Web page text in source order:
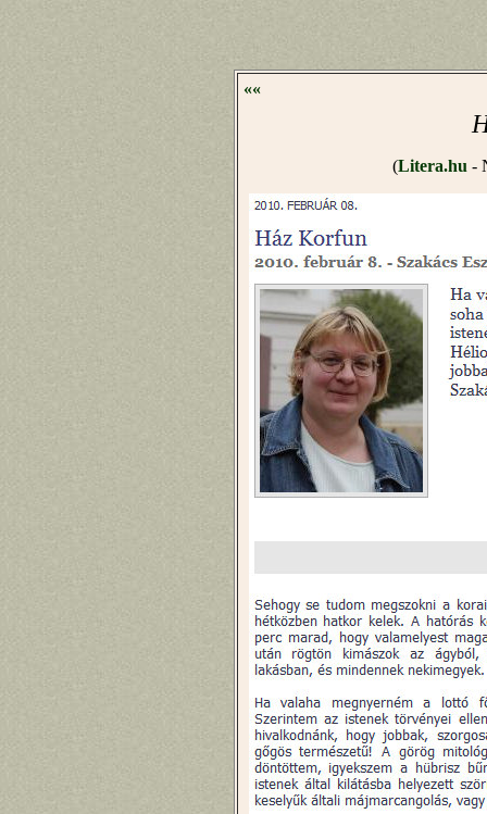
««
(Litera.hu -